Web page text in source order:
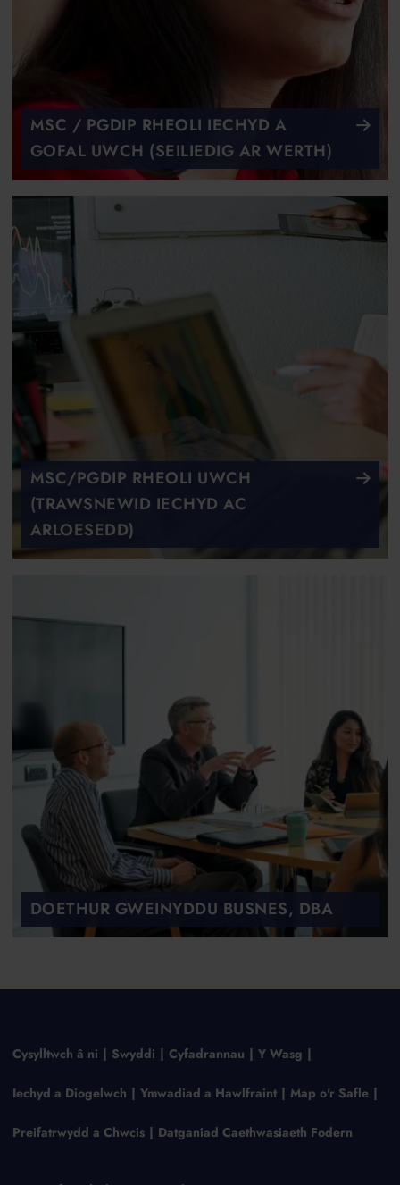
MSC / PGDIP RHEOLI IECHYD A
GOFAL UWCH (SEILIEDIG AR WERTH)
MSC/PGDIP RHEOLI UWCH
(TRAWSNEWID IECHYD AC
ARLOESEDD)
DOETHUR GWEINYDDU BUSNES, DBA
Cysylltwch â ni Swyddi Cyfadrannau Y Wasg
Iechyd a Diogelwch Ymwadiad a Hawlfraint Map o'r Safle
Preifatrwydd a Chwcis Datganiad Caethwasiaeth Fodern